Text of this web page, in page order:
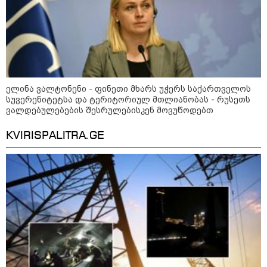
10:58 / 06-08-2026
"დადგება დრო და თქვენი დღევანდელი
"პოსტაობა" საკუთარ თავთან
შეგარცხვენთ... თქვენი შეცდომა არის
დანაშაულის ტოლფასი" - ეკა კუპატაძე
ნანუკა ჟორჟოლიანს
09:33 / 05-08-2026
ელინა ვალტონენი - ფინეთი მხარს უჭერს საქართველოს
სუვერენიტეტსა და ტერიტორიულ მთლიანობას - რუსეთს
ვალდებულებების შესრულებისკენ მოვუწოდებთ
KVIRISPALITRA.GE